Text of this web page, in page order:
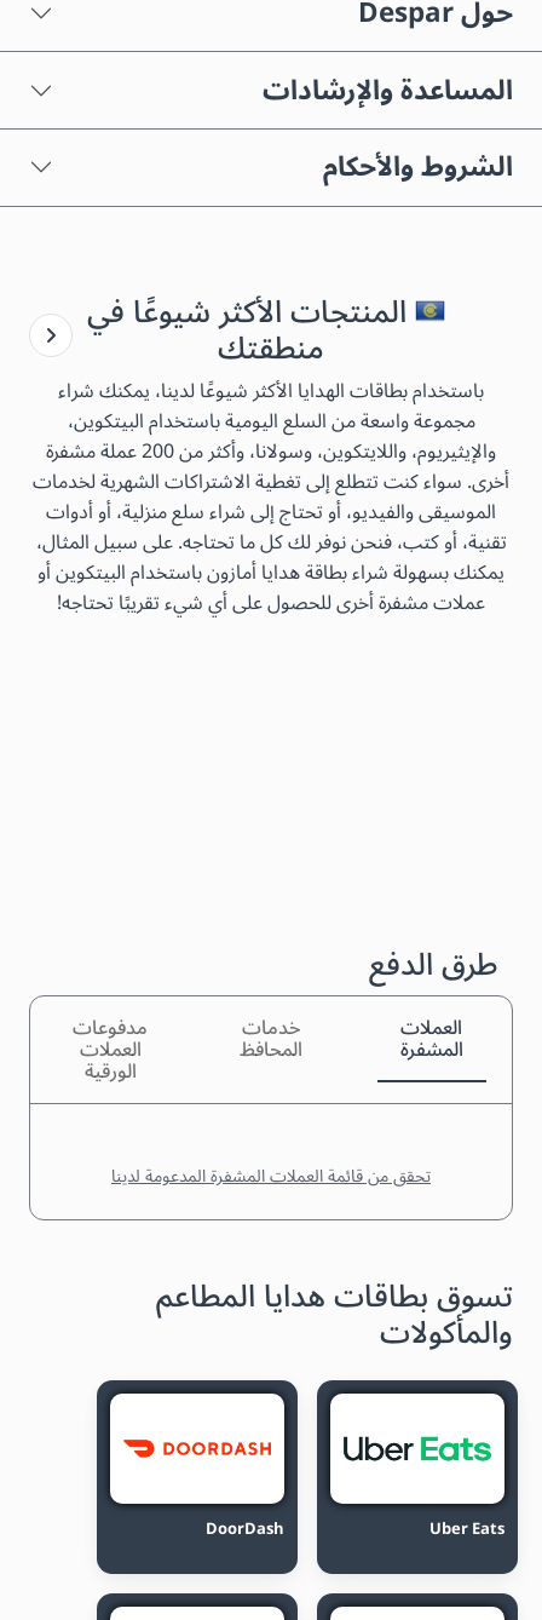
حول Despar
المساعدة والإرشادات
الشروط والأحكام
المنتجات الأكثر شيوعًا في
منطقتك
باستخدام بطاقات الهدايا الأكثر شيوعًا لدينا، يمكنك شراء
مجموعة واسعة من السلع اليومية باستخدام البيتكوين،
والإيثيريوم، واللايتكوين، وسولانا، وأكثر من 200 عملة مشفرة
أخرى. سواء كنت تتطلع إلى تغطية الاشتراكات الشهرية لخدمات
الموسيقى والفيديو، أو تحتاج إلى شراء سلع منزلية، أو أدوات
تقنية، أو كتب، فنحن نوفر لك كل ما تحتاجه. على سبيل المثال،
يمكنك بسهولة شراء بطاقة هدايا أمازون باستخدام البيتكوين أو
عملات مشفرة أخرى للحصول على أي شيء تقريبًا تحتاجه!
طرق الدفع
العملات
المشفرة
خدمات
المحافظ
مدفوعات
العملات
الورقية
تحقق من قائمة العملات المشفرة المدعومة لدينا
تسوق بطاقات هدايا المطاعم
والمأكولات
Uber Eats
DoorDash